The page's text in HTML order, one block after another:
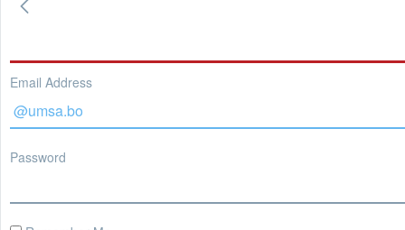
Email Address
Password